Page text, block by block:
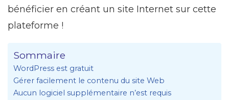
bénéficier en créant un site Internet sur cette
plateforme !
Sommaire
WordPress est gratuit
Gérer facilement le contenu du site Web
Aucun logiciel supplémentaire n’est requis